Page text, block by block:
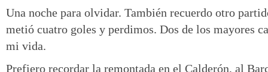
Una noche para olvidar. También recuerdo otro
metió cuatro goles y perdimos. Dos de los mayores
mi vida.
Prefiero recordar la remontada en el Calderón, al